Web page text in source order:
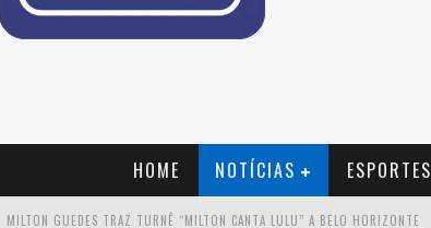
HOME NOTÍCIAS ESPORTES
MILTON GUEDES TRAZ TURNÊ “MILTON CANTA LULU” A BELO HORIZONTE